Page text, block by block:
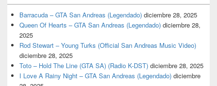
Barracuda – GTA San Andreas (Legendado) diciembre 28, 2025
Queen Of Hearts – GTA San Andreas (Legendado) diciembre 28,
2025
Rod Stewart – Young Turks (Official San Andreas Music Video)
diciembre 28, 2025
Toto – Hold The Line (GTA SA) (Radio K-DST) diciembre 28, 2025
I Love A Rainy Night – GTA San Andreas (Legendado) diciembre